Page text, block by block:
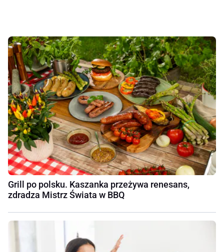
Grill po polsku. Kaszanka przeżywa renesans,
zdradza Mistrz Świata w BBQ